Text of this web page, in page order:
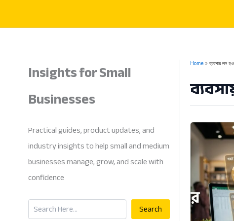
content
Insights for Small
Businesses
Practical guides, product updates, and
industry insights to help small and medium
businesses manage, grow, and scale with
confidence
Search Search
Home ব্যবসায় লস